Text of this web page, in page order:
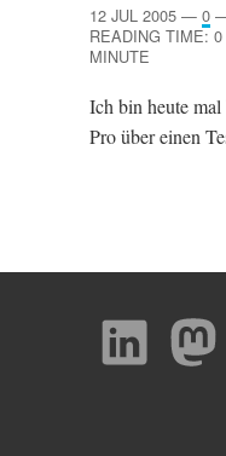
12 JUL 2005 — 0
READING TIME:
MINUTE
Ich bin heute
Pro über einen